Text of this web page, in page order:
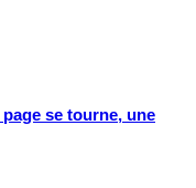
se tourne, une